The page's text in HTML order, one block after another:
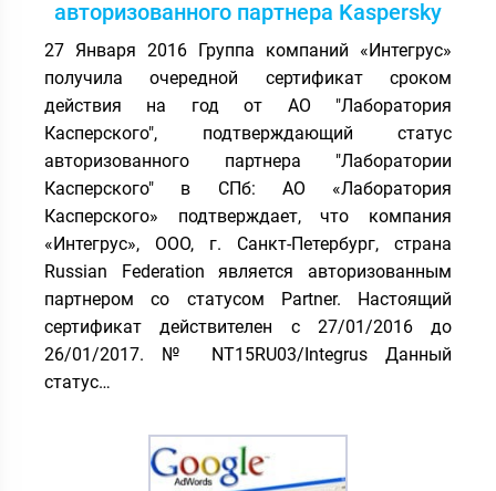
авторизованного партнера Kaspersky
27 Января 2016 Группа компаний «Интегрус»
получила очередной сертификат сроком
действия на год от АО "Лаборатория
Касперского", подтверждающий статус
авторизованного партнера "Лаборатории
Касперского" в СПб: АО «Лаборатория
Касперского» подтверждает, что компания
«Интегрус», ООО, г. Санкт-Петербург, страна
Russian Federation является авторизованным
партнером со статусом Partner. Настоящий
сертификат действителен с 27/01/2016 до
26/01/2017. № NT15RU03/Integrus Данный
статус…